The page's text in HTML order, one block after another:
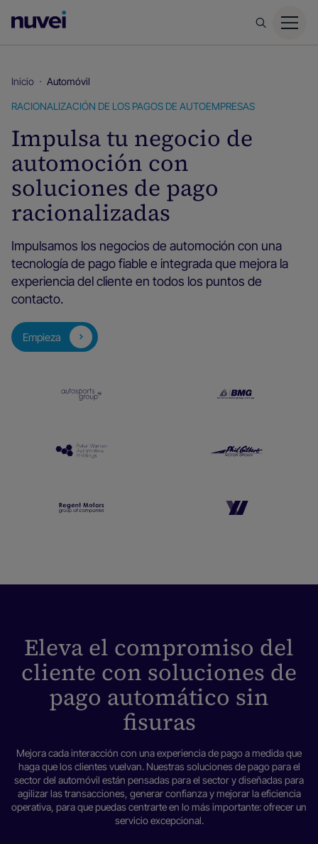
principal
Nuvei
Inicio Automóvil
RACIONALIZACIÓN DE LOS PAGOS DE AUTOEMPRESAS
Impulsa tu negocio de
automoción con
soluciones de pago
racionalizadas
Impulsamos los negocios de automoción con una
tecnología de pago fiable e integrada que mejora la
experiencia del cliente en todos los puntos de
contacto.
Empieza
Eleva el compromiso del
cliente con soluciones de
pago automático sin
fisuras
Mejora cada interacción con una experiencia de pago a medida que
haga que los clientes vuelvan. Nuestras soluciones de pago para el
sector del automóvil están pensadas para el sector y diseñadas para
agilizar las transacciones, generar confianza y mejorar la eficiencia
operativa, para que puedas centrarte en lo más importante: ofrecer un
servicio excepcional.